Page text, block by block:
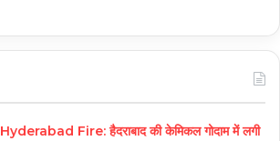
Hyderabad Fire: हैदराबाद की केमिकल गोदाम में लगी